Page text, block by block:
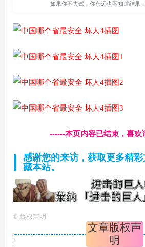
如果你不去试，你永远也不知道结果
------本页内容已结束，喜欢
感谢您的来访，获取更多精
藏本站。
© 版权声明
文章版权声
明